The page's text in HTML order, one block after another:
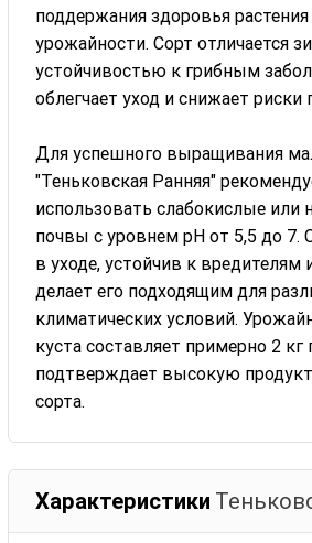
поддержания здоровья
урожайности. Сорт отличается
устойчивостью к грибным
облегчает уход и снижает риски
Для успешного выращивания
"Теньковская Ранняя"
использовать слабокислые или
почвы с уровнем pH от 5,5 до 7.
в уходе, устойчив к вредителям
делает его подходящим для
климатических условий.
куста составляет примерно 2 кг
подтверждает высокую
сорта.
Характеристики